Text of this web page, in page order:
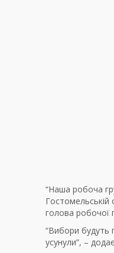
“Наша робоча
Гостомельській
голова робочої
“Вибори будуть
усунули”, – додає